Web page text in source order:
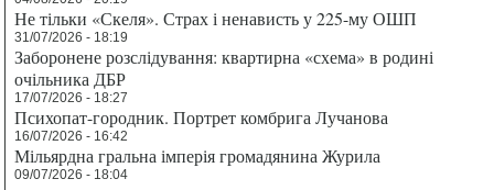
Не тільки «Скеля». Страх і ненависть у 225-му ОШП
31/07/2026 - 18:19
Заборонене розслідування: квартирна «схема» в родині
очільника ДБР
17/07/2026 - 18:27
Психопат-городник. Портрет комбрига Лучанова
16/07/2026 - 16:42
Мільярдна гральна імперія громадянина Журила
09/07/2026 - 18:04